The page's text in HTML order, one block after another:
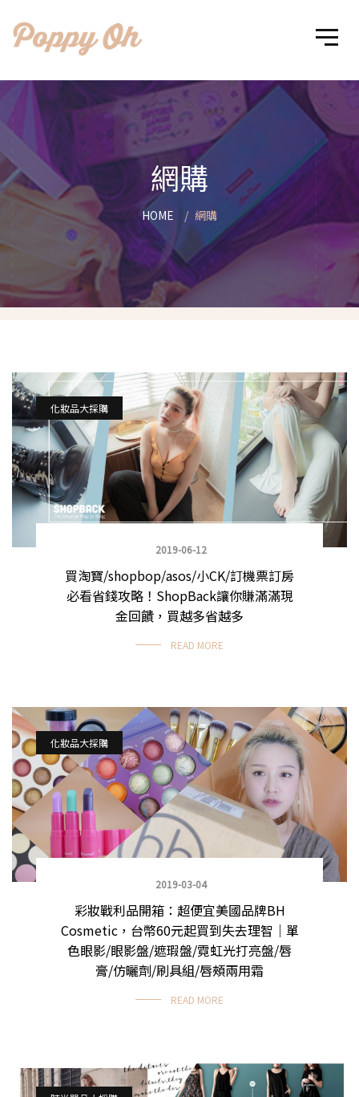
網購
HOME 網購
化妝品大採購
2019-06-12
買淘寶/shopbop/asos/小CK/訂機票訂房
必看省錢攻略！ShopBack讓你賺滿滿現
金回饋，買越多省越多
READ MORE
化妝品大採購
2019-03-04
彩妝戰利品開箱：超便宜美國品牌BH
Cosmetic，台幣60元起買到失去理智｜單
色眼影/眼影盤/遮瑕盤/霓虹光打亮盤/唇
膏/仿曬劑/刷具組/唇頰兩用霜
READ MORE